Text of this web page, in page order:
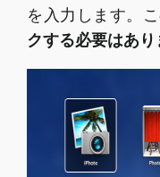
を入力します。
クする必要はあり